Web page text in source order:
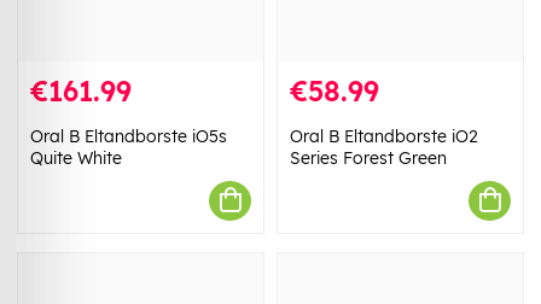
€161.99
Oral B Eltandborste iO5s
Quite White
€58.99
Oral B Eltandborste iO2
Series Forest Green